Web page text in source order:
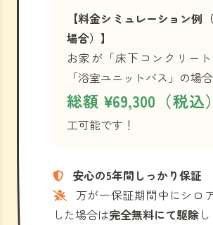
【料金シミュレーション例
場合）】
お家が「床下コンクリー
「浴室ユニットバス」の場合
総額 ¥69,300（税込）
工可能です！
安心の5年間しっかり保証
万が一保証期間中にシロ
した場合は完全無料にて駆除